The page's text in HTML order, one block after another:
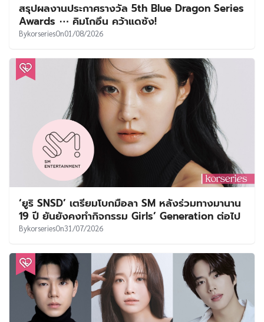
สรุปผลงานประกาศรางวัล 5th Blue Dragon Series
Awards ⋯ คิมโกอึน คว้าแดซัง!
BykorseriesOn01/08/2026
‘ยูริ SNSD’ เตรียมโบกมือลา SM หลังร่วมทางมานาน
19 ปี ยันยังคงทำกิจกรรม Girls’ Generation ต่อไป
BykorseriesOn31/07/2026